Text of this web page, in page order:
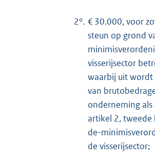
2°. € 30.000, voor
steun op grond
visserijsector
waarbij uit wordt
van
onderneming
artikel 2, tweede
de-
de visserijsector;